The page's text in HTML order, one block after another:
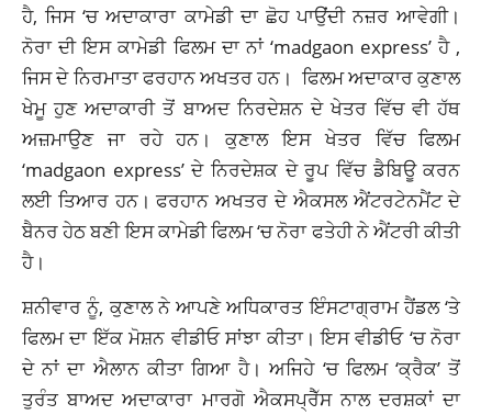
ਹੈ, ਜਿਸ ‘ਚ ਅਦਾਕਾਰਾ ਕਾਮੇਡੀ ਦਾ ਛੋਹ ਪਾਉਂਦੀ ਨਜ਼ਰ ਆਵੇਗੀ।
ਨੋਰਾ ਦੀ ਇਸ ਕਾਮੇਡੀ ਫਿਲਮ ਦਾ ਨਾਂ ‘madgaon express’ ਹੈ ,
ਜਿਸ ਦੇ ਨਿਰਮਾਤਾ ਫਰਹਾਨ ਅਖਤਰ ਹਨ। ਫਿਲਮ ਅਦਾਕਾਰ ਕੁਣਾਲ
ਖੇਮੂ ਹੁਣ ਅਦਾਕਾਰੀ ਤੋਂ ਬਾਅਦ ਨਿਰਦੇਸ਼ਨ ਦੇ ਖੇਤਰ ਵਿੱਚ ਵੀ ਹੱਥ
ਅਜ਼ਮਾਉਣ ਜਾ ਰਹੇ ਹਨ। ਕੁਣਾਲ ਇਸ ਖੇਤਰ ਵਿੱਚ ਫਿਲਮ
‘madgaon express’ ਦੇ ਨਿਰਦੇਸ਼ਕ ਦੇ ਰੂਪ ਵਿੱਚ ਡੈਬਿਊ ਕਰਨ
ਲਈ ਤਿਆਰ ਹਨ। ਫਰਹਾਨ ਅਖਤਰ ਦੇ ਐਕਸਲ ਐਂਟਰਟੇਨਮੈਂਟ ਦੇ
ਬੈਨਰ ਹੇਠ ਬਣੀ ਇਸ ਕਾਮੇਡੀ ਫਿਲਮ ‘ਚ ਨੋਰਾ ਫਤੇਹੀ ਨੇ ਐਂਟਰੀ ਕੀਤੀ
ਹੈ।
ਸ਼ਨੀਵਾਰ ਨੂੰ, ਕੁਣਾਲ ਨੇ ਆਪਣੇ ਅਧਿਕਾਰਤ ਇੰਸਟਾਗ੍ਰਾਮ ਹੈਂਡਲ ‘ਤੇ
ਫਿਲਮ ਦਾ ਇੱਕ ਮੋਸ਼ਨ ਵੀਡੀਓਸਾਂਝਾਕੀਤਾ। ਇਸ ਵੀਡੀਓ ‘ਚ ਨੋਰਾ
ਦੇ ਨਾਂ ਦਾ ਐਲਾਨ ਕੀਤਾ ਗਿਆ ਹੈ। ਅਜਿਹੇ ‘ਚ ਫਿਲਮ ‘ਕ੍ਰੈਕ’ ਤੋਂ
ਤੁਰੰਤ ਬਾਅਦ ਅਦਾਕਾਰਾ ਮਾਰਗੋ ਐਕਸਪ੍ਰੈੱਸ ਨਾਲ ਦਰਸ਼ਕਾਂ ਦਾ